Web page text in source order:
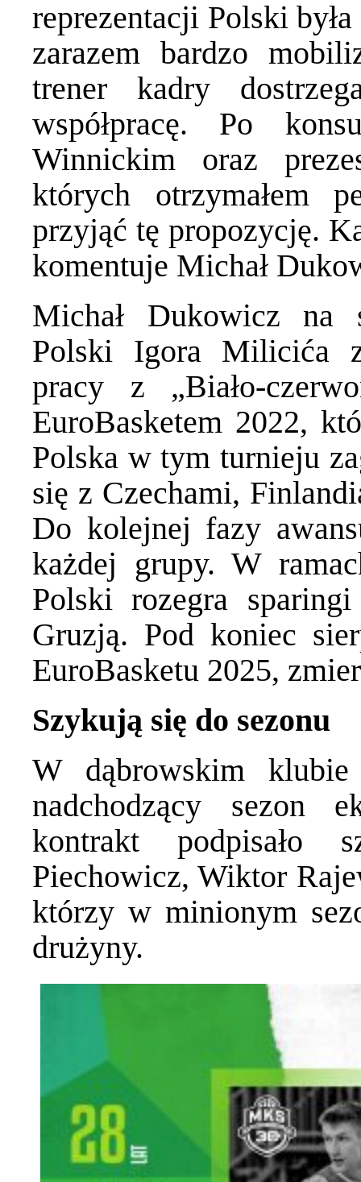
reprezentacji Polski
zarazem bardzo
trener kadry
współpracę. Po
Winnickim oraz
których otrzymałem
przyjąć tę propozycję.
komentuje Michał
Michał Dukowicz na
Polski Igora Milicića
pracy z „Biało-
EuroBasketem 2022,
Polska w tym turnieju
się z Czechami,
Do kolejnej fazy
każdej grupy. W
Polski rozegra
Gruzją. Pod koniec
EuroBasketu 2025,
Szykują się do sezonu
W dąbrowskim
nadchodzący sezon
kontrakt podpisało
Piechowicz, Wiktor
którzy w minionym
drużyny.